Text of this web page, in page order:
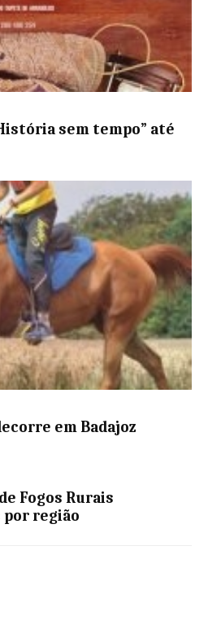
sem tempo” até
em Badajoz
Fogos Rurais
região